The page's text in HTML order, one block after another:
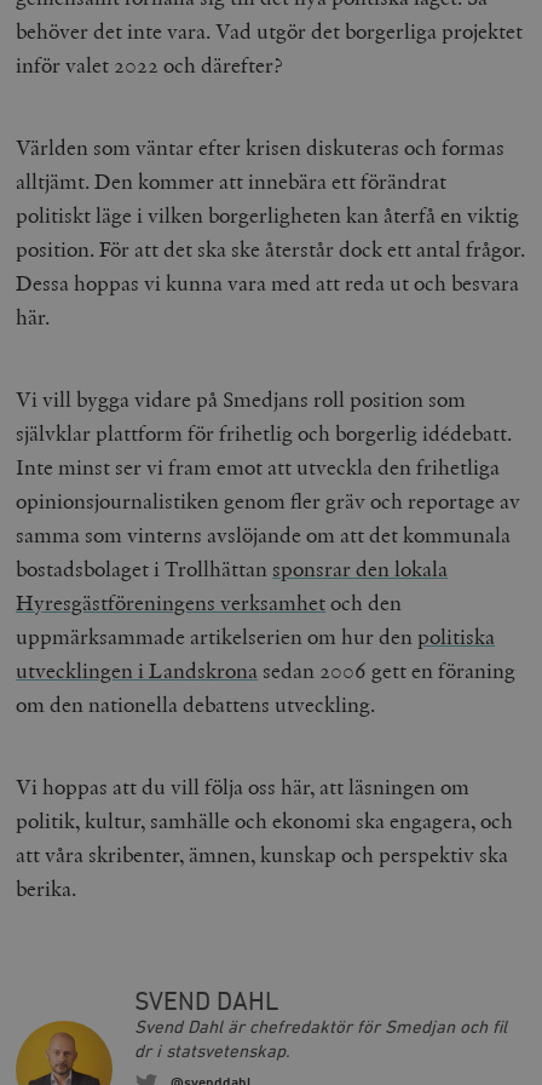
behöver det inte vara. Vad utgör det borgerliga projektet
inför valet 2022 och därefter?
Världen som väntar efter krisen diskuteras och formas
alltjämt. Den kommer att innebära ett förändrat
politiskt läge i vilken borgerligheten kan återfå en viktig
position. För att det ska ske återstår dock ett antal frågor.
Dessa hoppas vi kunna vara med att reda ut och besvara
här.
Vi vill bygga vidare på Smedjans roll position som
självklar plattform för frihetlig och borgerlig idédebatt.
Inte minst ser vi fram emot att utveckla den frihetliga
opinionsjournalistiken genom fler gräv och reportage av
samma som vinterns avslöjande om att det kommunala
bostadsbolaget i Trollhättan sponsrar den lokala
Hyresgästföreningens verksamhetoch den
uppmärksammade artikelserien om hur den politiska
utvecklingen i Landskrona sedan 2006 gett en föraning
om den nationella debattens utveckling.
Vi hoppas att du vill följa oss här, att läsningen om
politik, kultur, samhälle och ekonomi ska engagera, och
att våra skribenter, ämnen, kunskap och perspektiv ska
berika.
SVEND DAHL
Svend Dahl är chefredaktör för Smedjan och fil
dr i statsvetenskap.
_hjFirstSeen
wp_woocommerce_session_[abcdef0123456789]
{32}
timbro.se
__cf_bm
Cloudflare
.myfonts.net